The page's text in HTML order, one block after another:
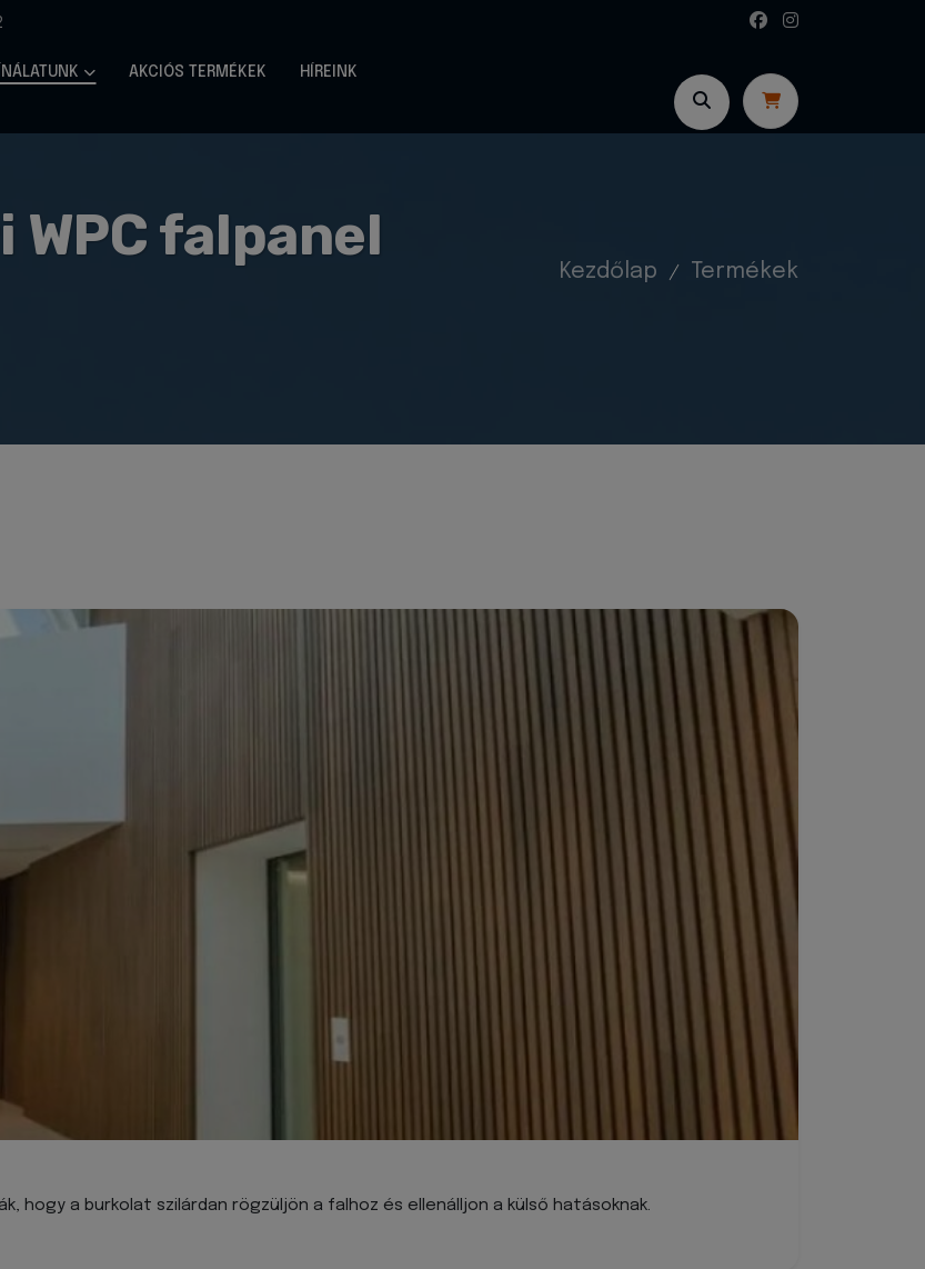
AKCIÓS TERMÉKEK HÍREINK
falpanel
Kezdőlap Termékek
hogy a burkolat szilárdan rögzüljön a falhoz és ellenálljon a külső hatásoknak.